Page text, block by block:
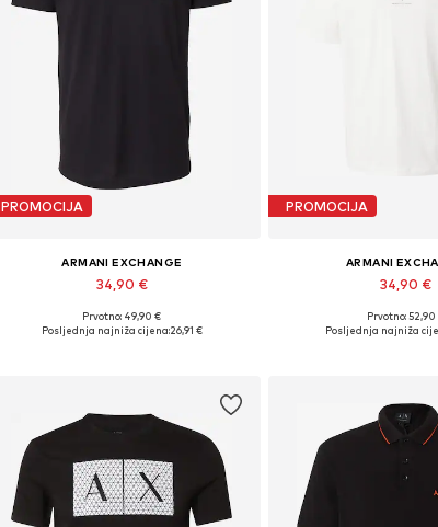
PROMOCIJA
ARMANI EXCHANGE
34,90 €
Dostupne veličine: S, M, L, XL, XXL
Prvotno: 49,90 €
Posljednja najniža cijena:26,91 €
PROMOCIJA
ARMANI
34,90 €
Dostupne veličine: XS, S,
Prvotno: 52,90
Posljednja najniža